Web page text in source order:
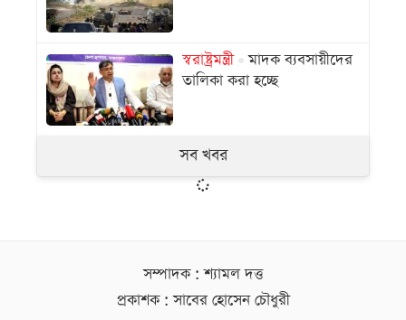
স্বরাষ্ট্রমন্ত্রী
মাদক ব্যবসায়ীদের
তালিকা করা হচ্ছে
সব খবর
সম্পাদক : শ্যামল দত্ত
প্রকাশক : সাবের হোসেন চৌধুরী